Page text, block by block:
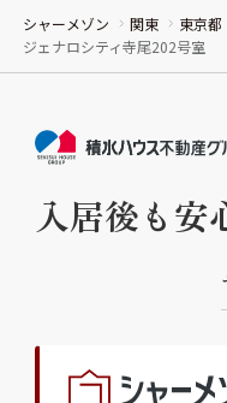
シャーメゾン 関東 東京都
ジェナロシティ寺尾202号室
入居後も安